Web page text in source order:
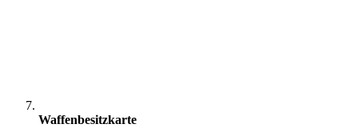
Waffenbesitzkarte